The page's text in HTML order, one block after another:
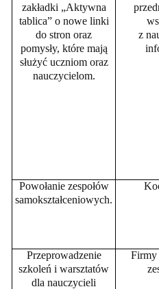
zakładki „Aktywna
tablica” o nowe linki
do stron oraz
pomysły, które mają
służyć uczniom oraz
nauczycielom.
z
Powołanie zespołów
samokształceniowych.
Przeprowadzenie
szkoleń i warsztatów
dla nauczycieli
Firmy